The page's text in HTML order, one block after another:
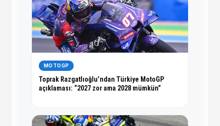
MOTOGP
Toprak Razgatlıoğlu’ndan Türkiye MotoGP
açıklaması: “2027 zor ama 2028 mümkün”